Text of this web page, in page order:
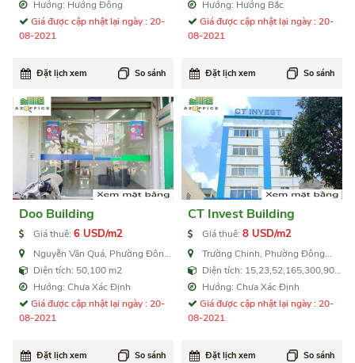
Hướng: Hướng Đông
Giá được cập nhật lại ngày : 20-
08-2021
Đặt lịch xem So sánh
Hướng: Hướng Bắc
Giá được cập nhật lại ngày : 20-
08-2021
Đặt lịch xem So sánh
Doo Building
Giá thuê: 6 USD/m2
Nguyễn Văn Quá, Phường Đông
Hưng Thuận, Quận 12
Diện tích: 50,100 m2
Hướng: Chưa Xác Định
Giá được cập nhật lại ngày : 20-
08-2021
Đặt lịch xem So sánh
CT Invest Building
Giá thuê:8 USD/m2
Trường Chinh, Phường Đông
Hưng Thuận, Quận 12
Diện tích: 15,23,52,165,300,900
m2 Hướng: Chưa Xác Định
Giá được cập nhật lại ngày : 20-
08-2021
Đặt lịch xem So sánh